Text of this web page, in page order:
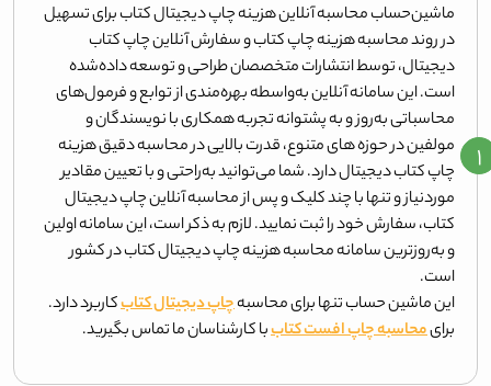
ماشین‌حساب محاسبه آنلاین هزینه چاپ دیجیتال کتاب برای تسهیل
در روند محاسبه هزینه چاپ کتاب و سفارش آنلاین چاپ کتاب
دیجیتال، توسط انتشارات متخصصان طراحی و توسعه داده‌شده
است. این سامانه آنلاین به‌واسطه بهره‌مندی از توابع و فرمول‌های
محاسباتی به‌روز و به پشتوانه تجربه همکاری با نویسندگان و
مولفین در حوزه های متنوع، قدرت بالایی در محاسبه دقیق هزینه
چاپ کتاب دیجیتال دارد. شما می‌توانید به‌راحتی و با تعیین مقادیر
موردنیاز و تنها با چند کلیک و پس از محاسبه آنلاین چاپ دیجیتال
کتاب، سفارش خود را ثبت نمایید. لازم به ذکر است، این سامانه اولین
و به‌روزترین سامانه محاسبه هزینه چاپ دیجیتال کتاب در کشور
است.
این ماشین حساب تنها برای محاسبهچاپ دیجیتال کتابکاربرد دارد.
برایمحاسبه چاپ افست کتاببا کارشناسان ما تماس بگیرید.
۱